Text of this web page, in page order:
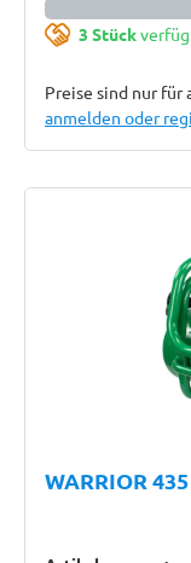
3 Stück
Preise sind nur
anmelden oder
WARRIOR